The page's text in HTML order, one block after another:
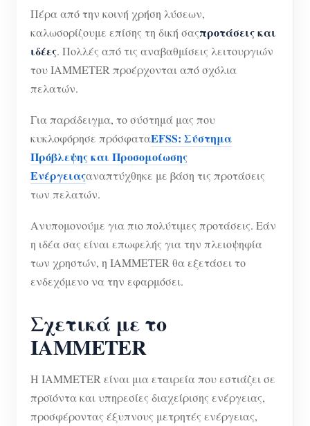
Πέρα από την κοινή χρήση λύσεων,
καλωσορίζουμε επίσης τη δική σαςπροτάσεις και
ιδέες. Πολλές από τις αναβαθμίσεις λειτουργιών
του IAMMETER προέρχονται από σχόλια
πελατών.
Για παράδειγμα, το σύστημά μας που
κυκλοφόρησε πρόσφαταEFSS: Σύστημα
Πρόβλεψης και Προσομοίωσης
Ενέργειαςαναπτύχθηκε με βάση τις προτάσεις
των πελατών.
Ανυπομονούμε για πιο πολύτιμες προτάσεις. Εάν
η ιδέα σας είναι επωφελής για την πλειοψηφία
των χρηστών, η IAMMETER θα εξετάσει το
ενδεχόμενο να την εφαρμόσει.
Σχετικά με το
IAMMETER
Η IAMMETER είναι μια εταιρεία που εστιάζει σε
προϊόντα και υπηρεσίες διαχείρισης ενέργειας,
προσφέροντας έξυπνους μετρητές ενέργειας,